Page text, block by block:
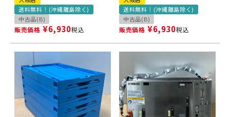
送料無料！(沖縄離島除く)
中古品(B)
販売価格 ¥6,930税込
送料無料！(沖縄離島除く)
中古品(B)
販売価格 ¥6,930税込